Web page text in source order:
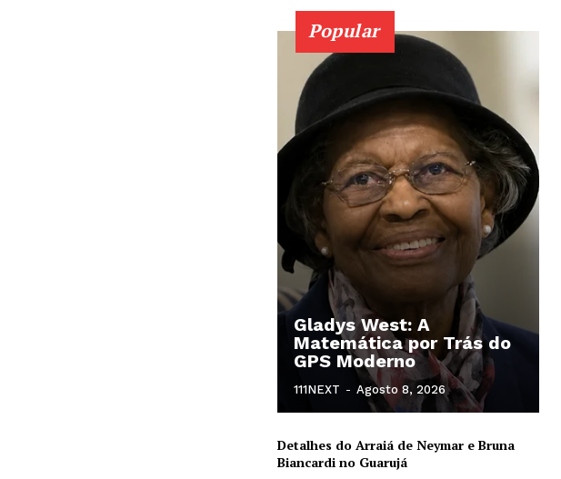
Popular
Gladys West: A
Matemática por Trás do
GPS Moderno
111NEXT - Agosto 8, 2026
Detalhes do Arraiá de Neymar e Bruna
Biancardi no Guarujá